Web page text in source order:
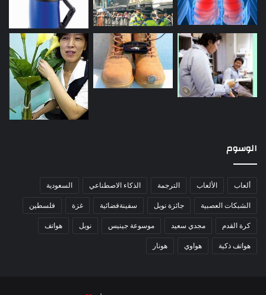
الوسوم
ألعاب الألعاب الترجمة الذكاء الاصطناعي السعودية
الشبكات العصبية جائزة نوبل سفينةفضائية غزة فلسطين
كرة القدم مجدي سعيد موسوعة جينيس نوبل هواتف
هواتف ذكية هواوي هونار